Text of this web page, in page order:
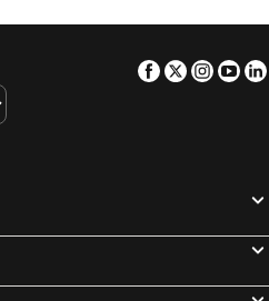
Alpin Resort Hotel
Complex Turistic Max International
Facebook
Twitter